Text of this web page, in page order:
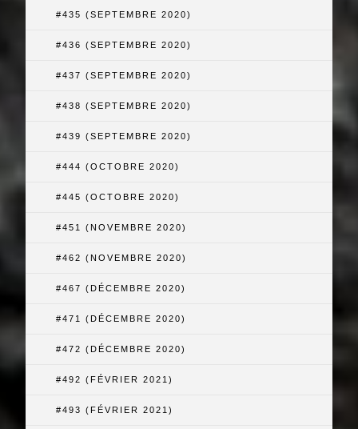
#435 (SEPTEMBRE 2020)
#436 (SEPTEMBRE 2020)
#437 (SEPTEMBRE 2020)
#438 (SEPTEMBRE 2020)
#439 (SEPTEMBRE 2020)
#444 (OCTOBRE 2020)
#445 (OCTOBRE 2020)
#451 (NOVEMBRE 2020)
#462 (NOVEMBRE 2020)
#467 (DÉCEMBRE 2020)
#471 (DÉCEMBRE 2020)
#472 (DÉCEMBRE 2020)
#492 (FÉVRIER 2021)
#493 (FÉVRIER 2021)